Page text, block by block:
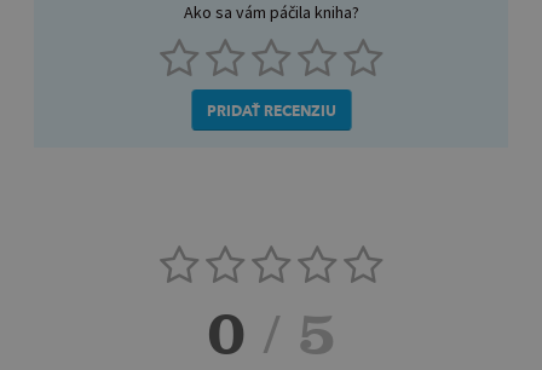
Ako sa vám páčila kniha?
PRIDAŤ RECENZIU
0 / 5